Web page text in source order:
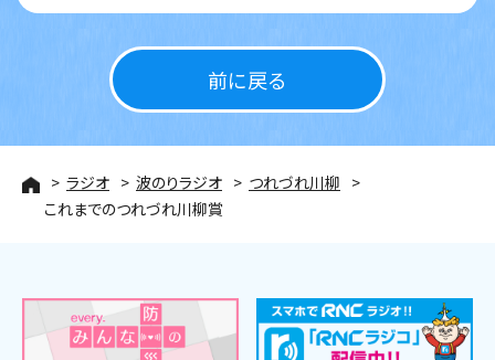
前に戻る
ラジオ 波のりラジオ
つれづれ川柳
これまでのつれづれ川柳賞